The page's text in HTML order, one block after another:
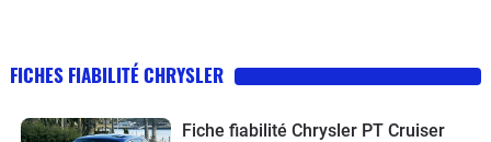
FICHES FIABILITÉ CHRYSLER
Fiche fiabilité Chrysler PT Cruiser